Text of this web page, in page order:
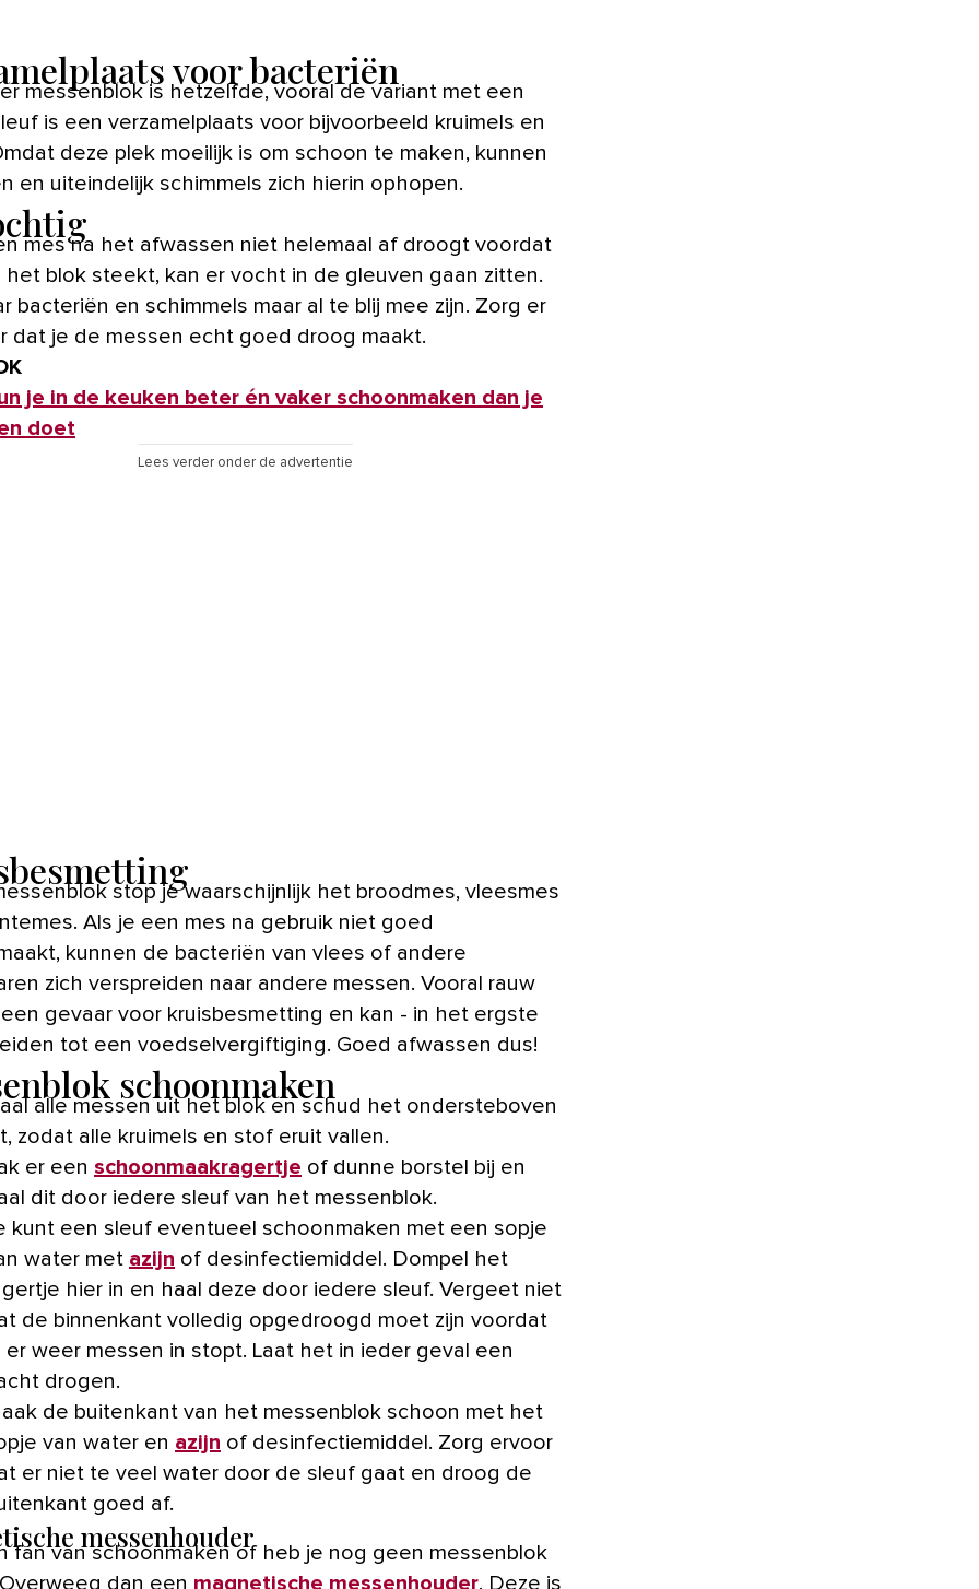
voor bacteriën
is een verzamelplaats voor bijvoorbeeld kruimels en
deze plek moeilijk is om schoon te maken, kunnen
en uiteindelijk schimmels zich hierin ophopen.
mes na het afwassen niet helemaal af droogt voordat
het blok steekt, kan er vocht in de gleuven gaan zitten.
bacteriën en schimmels maar al te blij mee zijn. Zorg er
dat je de messen echt goed droog maakt.
je in de keuken beter én vaker schoonmaken dan je
doet
Lees verder onder de advertentie
stop je waarschijnlijk het broodmes, vleesmes
Als je een mes na gebruik niet goed
kunnen de bacteriën van vlees of andere
zich verspreiden naar andere messen. Vooral rauw
gevaar voor kruisbesmetting en kan - in het ergste
tot een voedselvergiftiging. Goed afwassen dus!
schoonmaken
alle messen uit het blok en schud het ondersteboven
zodat alle kruimels en stof eruit vallen.
er een schoonmaakragertje of dunne borstel bij en
dit door iedere sleuf van het messenblok.
kunt een sleuf eventueel schoonmaken met een sopje
water met azijn of desinfectiemiddel. Dompel het
hier in en haal deze door iedere sleuf. Vergeet niet
de binnenkant volledig opgedroogd moet zijn voordat
er weer messen in stopt. Laat het in ieder geval een
drogen.
de buitenkant van het messenblok schoon met het
van water en azijn of desinfectiemiddel. Zorg ervoor
er niet te veel water door de sleuf gaat en droog de
goed af.
messenhouder
fan van schoonmaken of heb je nog geen messenblok
dan een magnetische messenhouder. Deze is